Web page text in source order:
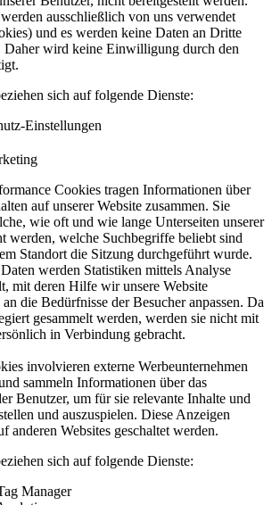
ausschließlich von uns verwendet
und es werden keine Daten an Dritte
Daher wird keine Einwilligung durch den
sich auf folgende Dienste:
Einstellungen
Cookies tragen Informationen über
auf unserer Website zusammen. Sie
wie oft und wie lange Unterseiten unserer
werden, welche Suchbegriffe beliebt sind
Standort die Sitzung durchgeführt wurde.
werden Statistiken mittels Analyse
mit deren Hilfe wir unsere Website
die Bedürfnisse der Besucher anpassen. Da
gesammelt werden, werden sie nicht mit
in Verbindung gebracht.
involvieren externe Werbeunternehmen
sammeln Informationen über das
Benutzer, um für sie relevante Inhalte und
und auszuspielen. Diese Anzeigen
anderen Websites geschaltet werden.
sich auf folgende Dienste:
Manager